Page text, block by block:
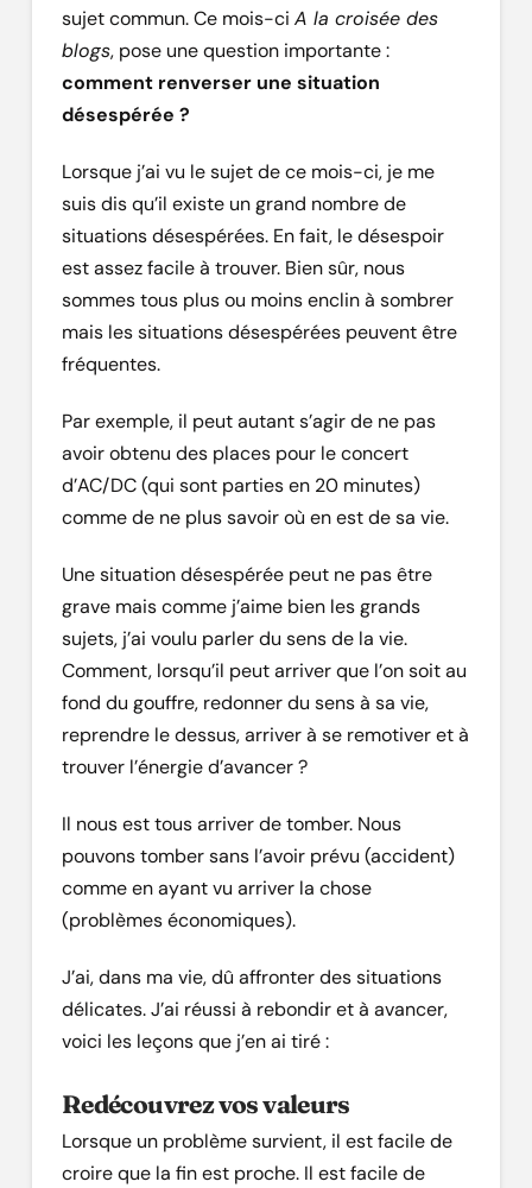
sujet commun. Ce mois-ci A la croisée des
blogs, pose une question importante :
comment renverser une situation
désespérée ?
Lorsque j’ai vu le sujet de ce mois-ci, je me
suis dis qu’il existe un grand nombre de
situations désespérées. En fait, le désespoir
est assez facile à trouver. Bien sûr, nous
sommes tous plus ou moins enclin à sombrer
mais les situations désespérées peuvent être
fréquentes.
Par exemple, il peut autant s’agir de ne pas
avoir obtenu des places pour le concert
d’AC/DC (qui sont parties en 20 minutes)
comme de ne plus savoir où en est de sa vie.
Une situation désespérée peut ne pas être
grave mais comme j’aime bien les grands
sujets, j’ai voulu parler du sens de la vie.
Comment, lorsqu’il peut arriver que l’on soit au
fond du gouffre, redonner du sens à sa vie,
reprendre le dessus, arriver à se remotiver et à
trouver l’énergie d’avancer ?
Il nous est tous arriver de tomber. Nous
pouvons tomber sans l’avoir prévu (accident)
comme en ayant vu arriver la chose
(problèmes économiques).
J’ai, dans ma vie, dû affronter des situations
délicates. J’ai réussi à rebondir et à avancer,
voici les leçons que j’en ai tiré :
Redécouvrez vos valeurs
Lorsque un problème survient, il est facile de
croire que la fin est proche. Il est facile de